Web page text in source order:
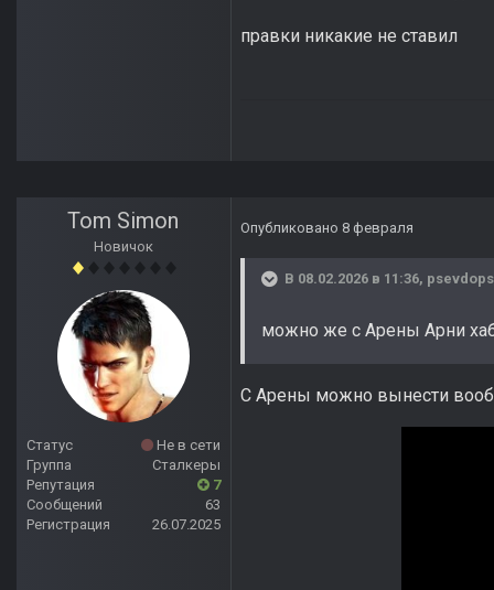
правки никакие не ставил
Tom Simon
Новичок
Статус
Не в сети
Группа
Сталкеры
Репутация
7
Сообщений
63
Регистрация
26.07.2025
Опубликовано 8 февраля
В 08.02.2026 в 11:36,
можно же с Арены Арни
С Арены можно вынести